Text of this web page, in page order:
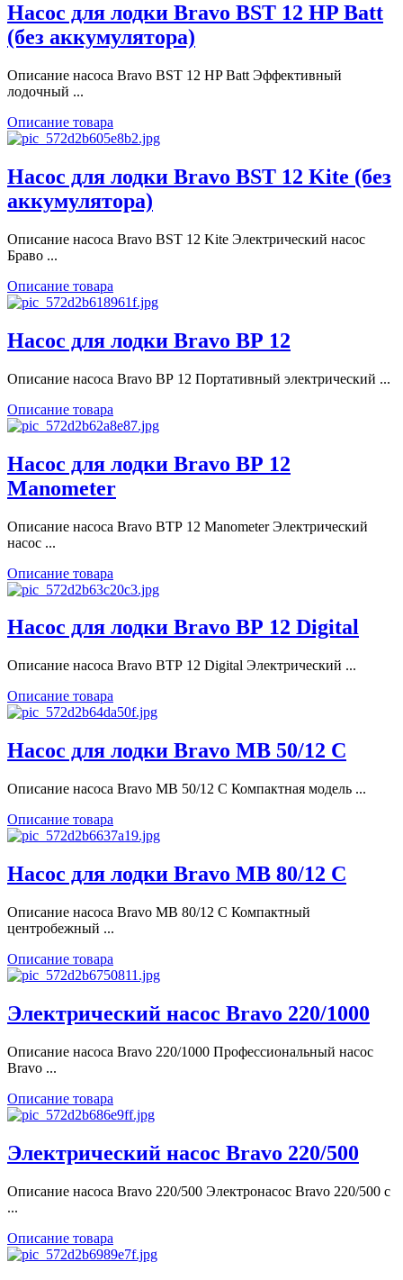
Насос для лодки Bravo BST 12 HP Batt
(без аккумулятора)
Описание насоса Bravo BST 12 HP Batt Эффективный
лодочный ...
Описание товара
Насос для лодки Bravo BST 12 Kite (без
аккумулятора)
Описание насоса Bravo BST 12 Kite Электрический насос
Браво ...
Описание товара
Насос для лодки Bravo ВР 12
Описание насоса Bravo ВР 12 Портативный электрический ...
Описание товара
Насос для лодки Bravo ВР 12
Manometer
Описание насоса Bravo ВTР 12 Manometer Электрический
насос ...
Описание товара
Насос для лодки Bravo ВР 12 Digital
Описание насоса Bravo ВTР 12 Digital Электрический ...
Описание товара
Насос для лодки Bravo MB 50/12 C
Описание насоса Bravo MB 50/12 C Компактная модель ...
Описание товара
Насос для лодки Bravo MB 80/12 C
Описание насоса Bravo MB 80/12 C Компактный
центробежный ...
Описание товара
Электрический насос Bravo 220/1000
Описание насоса Bravo 220/1000 Профессиональный насос
Bravo ...
Описание товара
Электрический насос Bravo 220/500
Описание насоса Bravo 220/500 Электронасос Bravo 220/500 с
...
Описание товара